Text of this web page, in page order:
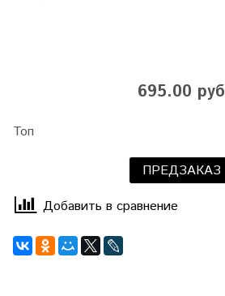
695.00 руб
Топ
ПРЕДЗАКАЗ
Добавить в сравнение